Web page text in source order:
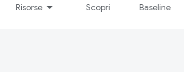
Risorse Scopri Baseline